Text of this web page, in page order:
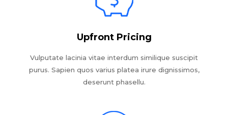
Upfront Pricing
Vulputate lacinia vitae interdum similique suscipit
purus. Sapien quos varius platea irure dignissimos,
deserunt phasellu.